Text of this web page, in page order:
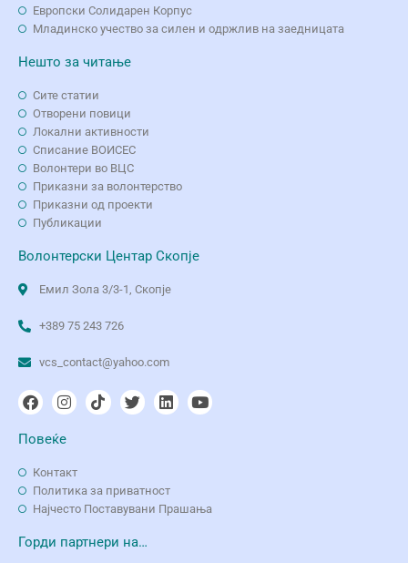
Европски Солидарен Корпус
Младинско учество за силен и одржлив на заедницата
Нешто за читање
Сите статии
Отворени повици
Локални активности
Списание ВОИСЕС
Волонтери во ВЦС
Приказни за волонтерство
Приказни од проекти
Публикации
Волонтерски Центар Скопје
Емил Зола 3/3-1, Скопје
+389 75 243 726
vcs_contact@yahoo.com
Повеќе
Контакт
Политика за приватност
Најчесто Поставувани Прашања
Горди партнери на…